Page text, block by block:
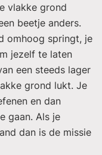
vlakke grond
beetje anders.
omhoog springt, je
jezelf te laten
een steeds lager
grond lukt. Je
en dan
gaan. Als je
dan is de missie